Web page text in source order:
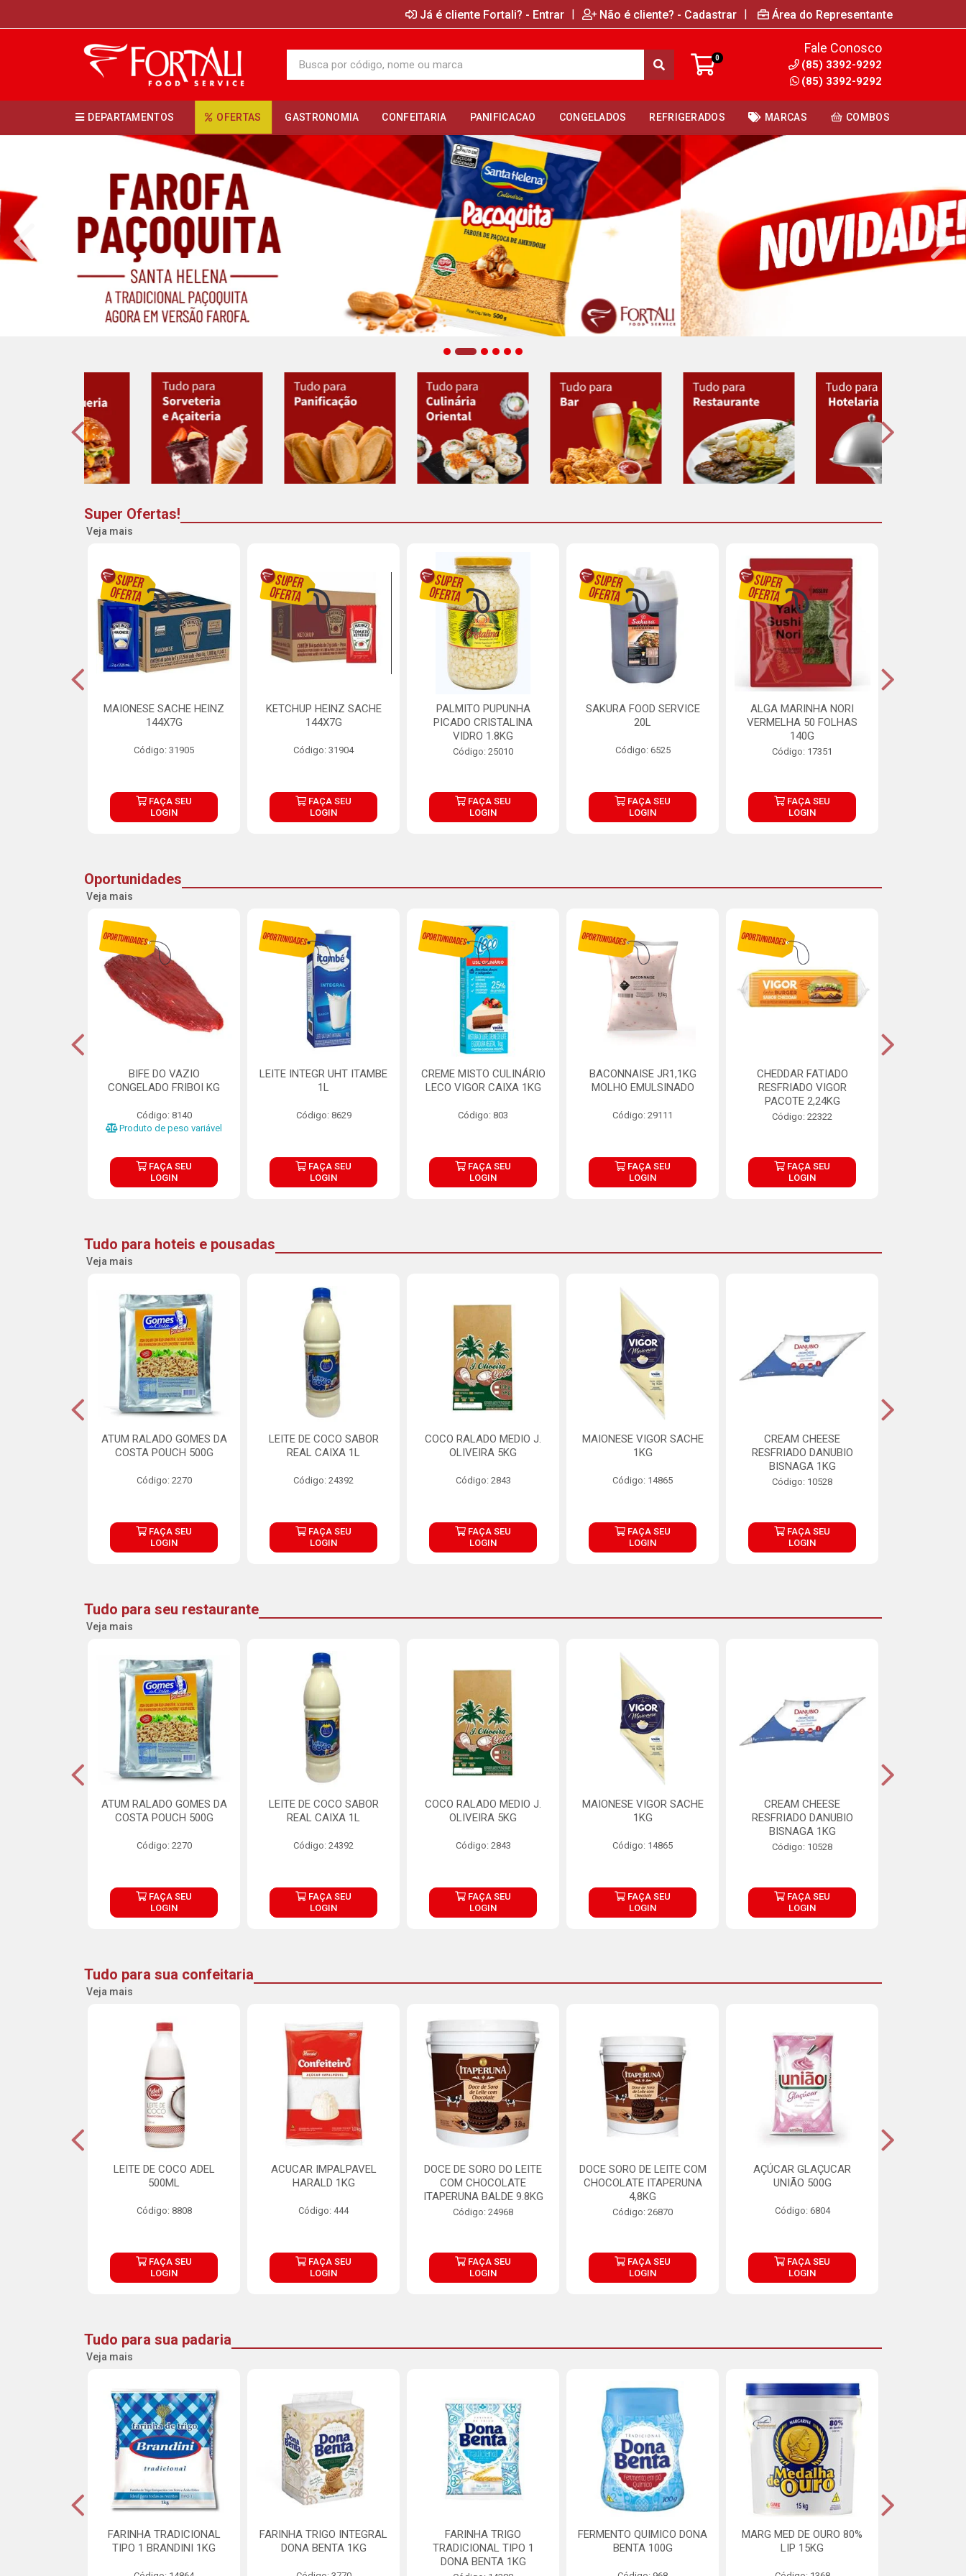
Já é cliente Fortali? - Entrar | Não é cliente? - Cadastrar | Área do Representante
0
Fale Conosco
(85) 3392-9292
(85) 3392-9292
DEPARTAMENTOS OFERTAS GASTRONOMIA CONFEITARIA PANIFICACAO CONGELADOS REFRIGERADOS MARCAS COMBOS
Super Ofertas!
Veja mais
MAIONESE SACHE HEINZ
144X7G
Código: 31905
FAÇA SEU
LOGIN
KETCHUP HEINZ SACHE
144X7G
Código: 31904
FAÇA SEU
LOGIN
PALMITO PUPUNHA
PICADO CRISTALINA
VIDRO 1.8KG
Código: 25010
FAÇA SEU
LOGIN
SAKURA FOOD SERVICE
20L
Código: 6525
FAÇA SEU
LOGIN
ALGA MARINHA NORI
VERMELHA 50 FOLHAS
140G
Código: 17351
FAÇA SEU
LOGIN
Oportunidades
Veja mais
BIFE DO VAZIO
CONGELADO FRIBOI KG
Código: 8140
Produto de peso variável
FAÇA SEU
LOGIN
LEITE INTEGR UHT ITAMBE
1L
Código: 8629
FAÇA SEU
LOGIN
CREME MISTO CULINÁRIO
LECO VIGOR CAIXA 1KG
Código: 803
FAÇA SEU
LOGIN
BACONNAISE JR1,1KG
MOLHO EMULSINADO
Código: 29111
FAÇA SEU
LOGIN
CHEDDAR FATIADO
RESFRIADO VIGOR
PACOTE 2,24KG
Código: 22322
FAÇA SEU
LOGIN
Tudo para hoteis e pousadas
Veja mais
ATUM RALADO GOMES DA
COSTA POUCH 500G
Código: 2270
FAÇA SEU
LOGIN
LEITE DE COCO SABOR
REAL CAIXA 1L
Código: 24392
FAÇA SEU
LOGIN
COCO RALADO MEDIO J.
OLIVEIRA 5KG
Código: 2843
FAÇA SEU
LOGIN
MAIONESE VIGOR SACHE
1KG
Código: 14865
FAÇA SEU
LOGIN
CREAM CHEESE
RESFRIADO DANUBIO
BISNAGA 1KG
Código: 10528
FAÇA SEU
LOGIN
Tudo para seu restaurante
Veja mais
ATUM RALADO GOMES DA
COSTA POUCH 500G
Código: 2270
FAÇA SEU
LOGIN
LEITE DE COCO SABOR
REAL CAIXA 1L
Código: 24392
FAÇA SEU
LOGIN
COCO RALADO MEDIO J.
OLIVEIRA 5KG
Código: 2843
FAÇA SEU
LOGIN
MAIONESE VIGOR SACHE
1KG
Código: 14865
FAÇA SEU
LOGIN
CREAM CHEESE
RESFRIADO DANUBIO
BISNAGA 1KG
Código: 10528
FAÇA SEU
LOGIN
Tudo para sua confeitaria
Veja mais
LEITE DE COCO ADEL
500ML
Código: 8808
FAÇA SEU
LOGIN
ACUCAR IMPALPAVEL
HARALD 1KG
Código: 444
FAÇA SEU
LOGIN
DOCE DE SORO DO LEITE
COM CHOCOLATE
ITAPERUNA BALDE 9.8KG
Código: 24968
FAÇA SEU
LOGIN
DOCE SORO DE LEITE COM
CHOCOLATE ITAPERUNA
4,8KG
Código: 26870
FAÇA SEU
LOGIN
AÇÚCAR GLAÇUCAR
UNIÃO 500G
Código: 6804
FAÇA SEU
LOGIN
Tudo para sua padaria
Veja mais
FARINHA TRADICIONAL
TIPO 1 BRANDINI 1KG
FARINHA TRIGO INTEGRAL
DONA BENTA 1KG
FARINHA TRIGO
TRADICIONAL TIPO 1
DONA BENTA 1KG
FERMENTO QUIMICO DONA
BENTA 100G
MARG MED DE OURO 80%
LIP 15KG